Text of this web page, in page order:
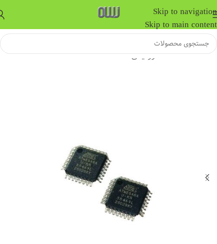
Skip to navigation
Skip to main content
خانه/قطعات الکترونیکی/قطعات SMD